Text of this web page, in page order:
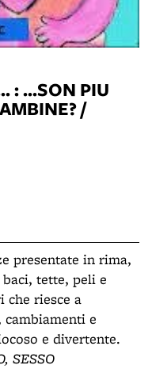
: ...SON PIU
/
presentate in rima,
tette, peli e
riesce a
e
e divertente.
SESSO